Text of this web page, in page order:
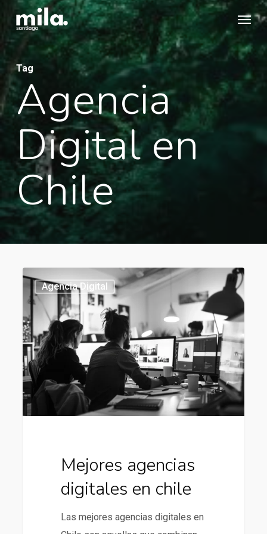
Skip
main
content
Menu
Tag
Agencia
Digital en
Chile
Mejores
agencias
digitales
en
chile
Agencia Digital
Mejores agencias
digitales en chile
Las mejores agencias digitales en
434